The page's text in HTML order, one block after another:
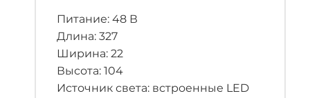
Питание: 48 В
Длина: 327
Ширина: 22
Высота: 104
Источник света: встроенные LED